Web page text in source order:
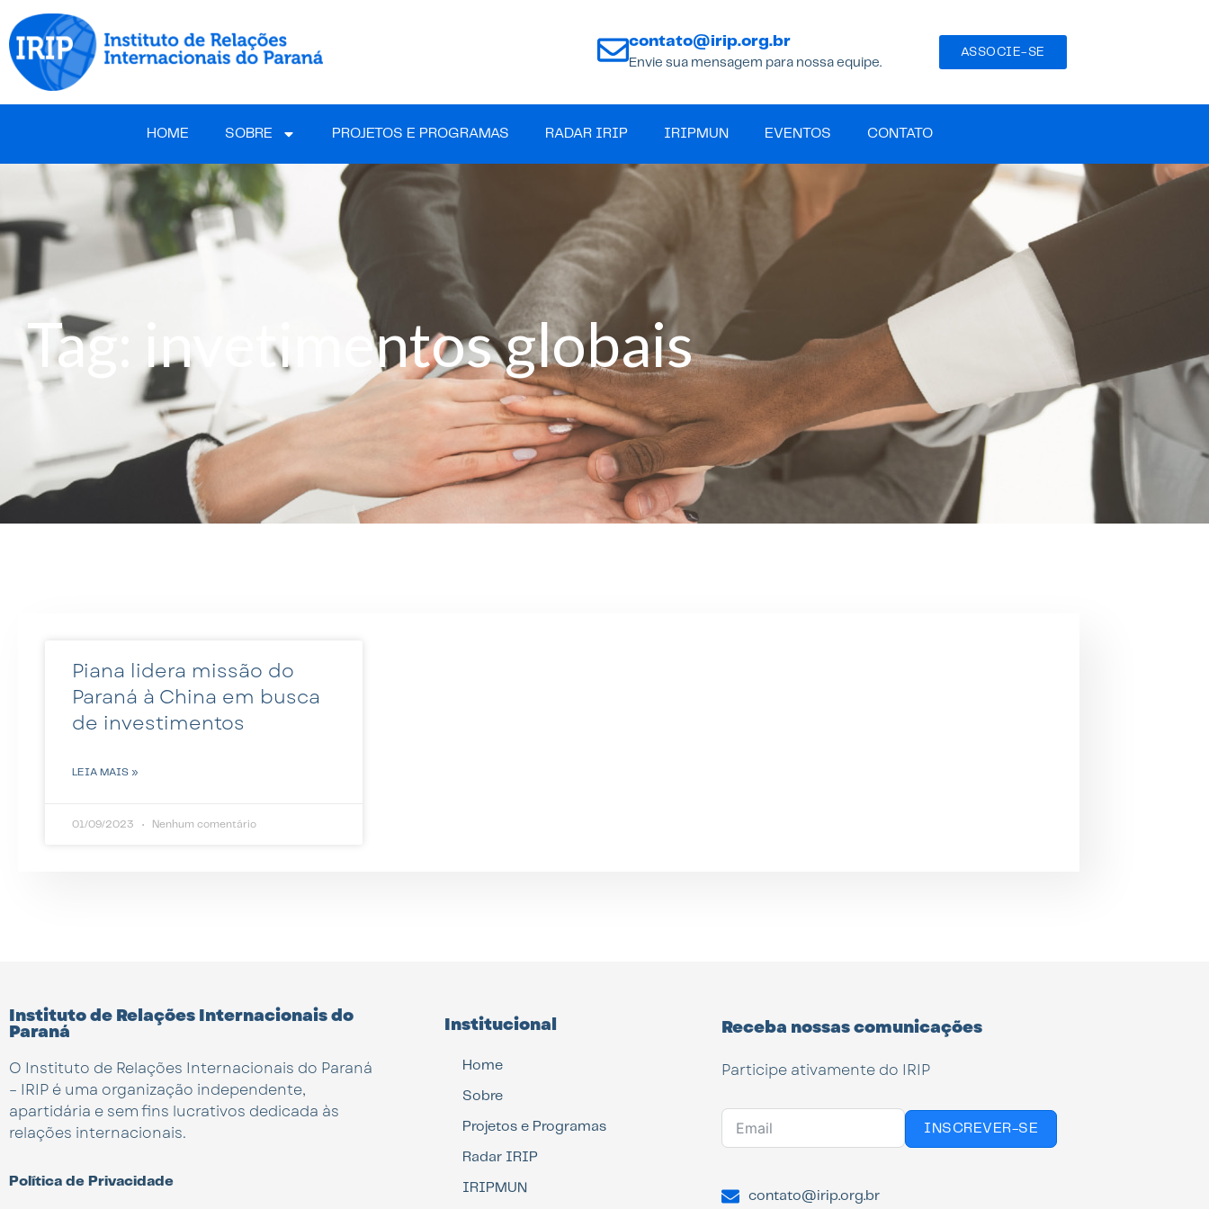
contato@irip.org.br
Envie sua mensagem para nossa equipe.
ASSOCIE-SE
HOME SOBRE PROJETOS E PROGRAMAS RADAR IRIP IRIPMUN EVENTOS CONTATO
Tag: invetimentos globais
Piana lidera missão do
Paraná à China em busca
de investimentos
LEIA MAIS »
01/09/2023 Nenhum comentário
Instituto de Relações Internacionais do
Paraná
O Instituto de Relações Internacionais do Paraná
– IRIP é uma organização independente,
apartidária e sem fins lucrativos dedicada às
relações internacionais.
Política de Privacidade
Institucional
Home
Sobre
Projetos e Programas
Radar IRIP
IRIPMUN
Receba nossas comunicações
Participe ativamente do IRIP
INSCREVER-SE
contato@irip.org.br